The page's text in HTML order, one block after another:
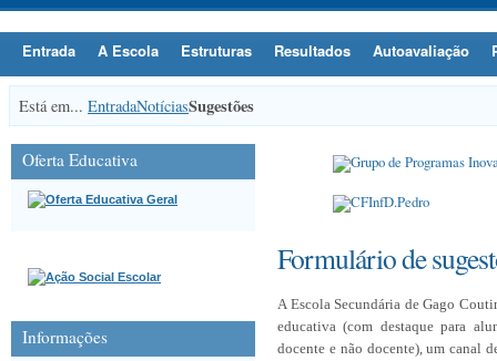
Entrada A Escola Estruturas Resultados Autoavaliação
Está em... EntradaNotíciasSugestões
Formulário de
A Escola Secundária de Gago
educativa (com destaque para
docente e não docente), um canal
Oferta Educativa
Informações